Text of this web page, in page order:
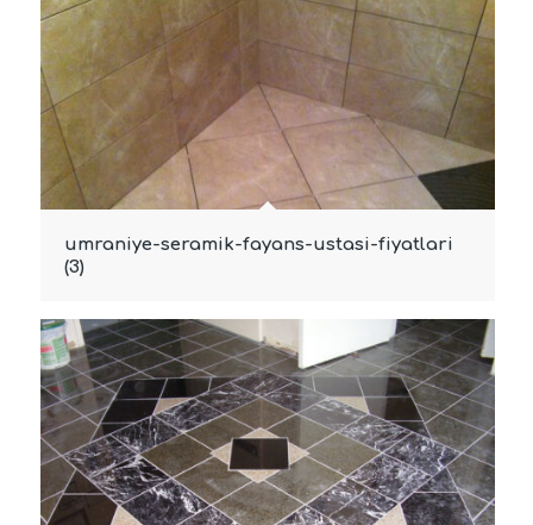
umraniye-seramik-fayans-ustasi-fiyatlari
(3)